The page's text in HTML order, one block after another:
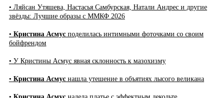
• Ляйсан Утяшева, Настасья Самбурская, Натали Андрес и другие
звёзды: Лучшие образы с ММКФ 2026
• Кристина Асмус поделилась интимными фоточками со своим
бойфрендом
• У Кристины Асмус явная склонность к мазохизму
• Кристина Асмус нашла утешение в объятиях лысого великана